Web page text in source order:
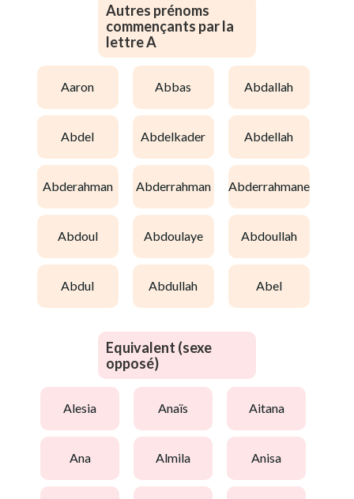
Autres prénoms
commençants par la
lettre A
aaron abbas abdallah
abdel abdelkader abdellah
abderahman abderrahman abderrahmane
abdoul abdoulaye abdoullah
abdul abdullah abel
Equivalent (sexe
opposé)
alesia anaïs aitana
ana almila anisa